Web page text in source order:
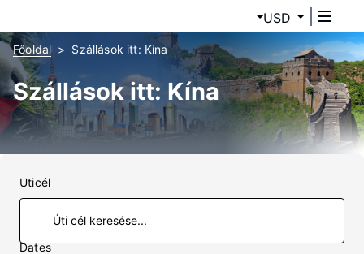
USD
Főoldal Szállások itt: Kína
Szállások itt: Kína
Uticél
Dates